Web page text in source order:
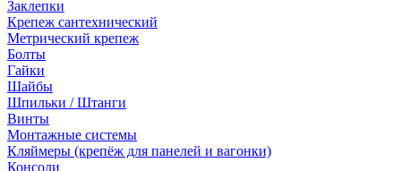
Заклепки
Крепеж сантехнический
Метрический крепеж
Болты
Гайки
Шайбы
Шпильки / Штанги
Винты
Монтажные системы
Кляймеры (крепёж для панелей и вагонки)
Консоли